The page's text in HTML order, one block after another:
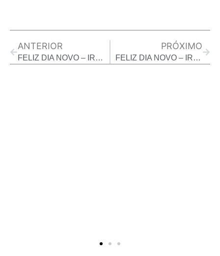
ANTERIOR
FELIZ DIA NOVO – IRINEU TOLEDO – 27/08/2024
PRÓXIMO
FELIZ DIA NOVO – IRINEU TOLEDO – 29/08/2024